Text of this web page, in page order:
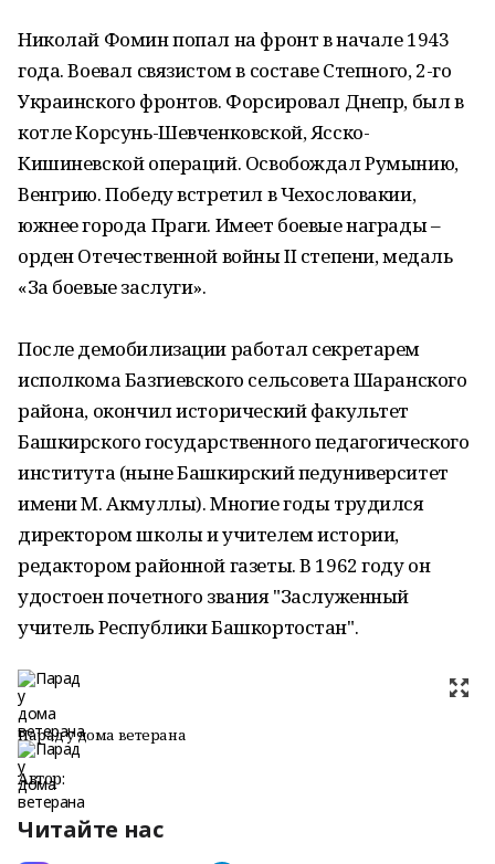
Николай Фомин попал на фронт в начале 1943
года. Воевал связистом в составе Степного, 2-го
Украинского фронтов. Форсировал Днепр, был в
котле Корсунь-Шевченковской, Ясско-
Кишиневской операций. Освобождал Румынию,
Венгрию. Победу встретил в Чехословакии,
южнее города Праги. Имеет боевые награды –
орден Отечественной войны II степени, медаль
«За боевые заслуги».
После демобилизации работал секретарем
исполкома Базгиевского сельсовета Шаранского
района, окончил исторический факультет
Башкирского государственного педагогического
института (ныне Башкирский педуниверситет
имени М. Акмуллы). Многие годы трудился
директором школы и учителем истории,
редактором районной газеты. В 1962 году он
удостоен почетного звания "Заслуженный
учитель Республики Башкортостан".
Парад у дома ветерана
Автор:
Читайте нас